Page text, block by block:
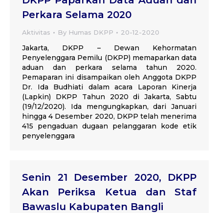
Perkara Selama 2020
Aktivitas By Humas DKPP 20-12-2020
Jakarta, DKPP – Dewan Kehormatan
Penyelenggara Pemilu (DKPP) memaparkan data
aduan dan perkara selama tahun 2020.
Pemaparan ini disampaikan oleh Anggota DKPP
Dr. Ida Budhiati dalam acara Laporan Kinerja
(Lapkin) DKPP Tahun 2020 di Jakarta, Sabtu
(19/12/2020). Ida mengungkapkan, dari Januari
hingga 4 Desember 2020, DKPP telah menerima
415 pengaduan dugaan pelanggaran kode etik
penyelenggara
Senin 21 Desember 2020, DKPP
Akan Periksa Ketua dan Staf
Bawaslu Kabupaten Bangli